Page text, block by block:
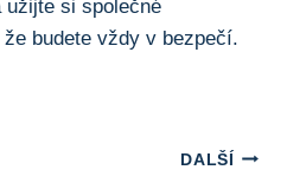
užijte si společné
budete vždy v bezpečí.
DALŠÍ